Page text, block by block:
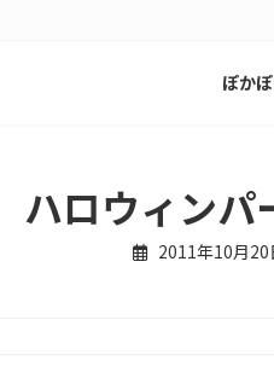
ぽか
ハロウィンパ
2011年10月20